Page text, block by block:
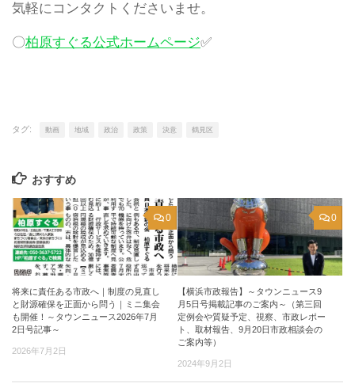
気軽にコンタクトくださいませ。
〇柏原すぐる公式ホームページ✅
タグ: 動画 地域 政治 政策 決意 鶴見区
おすすめ
0
将来に責任ある市政へ｜制度の見直し
と財源確保を正面から問う｜ミニ集会
も開催！～タウンニュース2026年7月
2日号記事～
2026年7月2日
0
【横浜市政報告】～タウンニュース9
月5日号掲載記事のご案内～（第三回
定例会や質疑予定、視察、市政レポー
ト、取材報告、9月20日市政相談会の
ご案内等）
2024年9月2日